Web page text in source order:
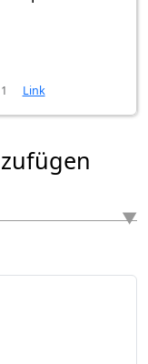
Link